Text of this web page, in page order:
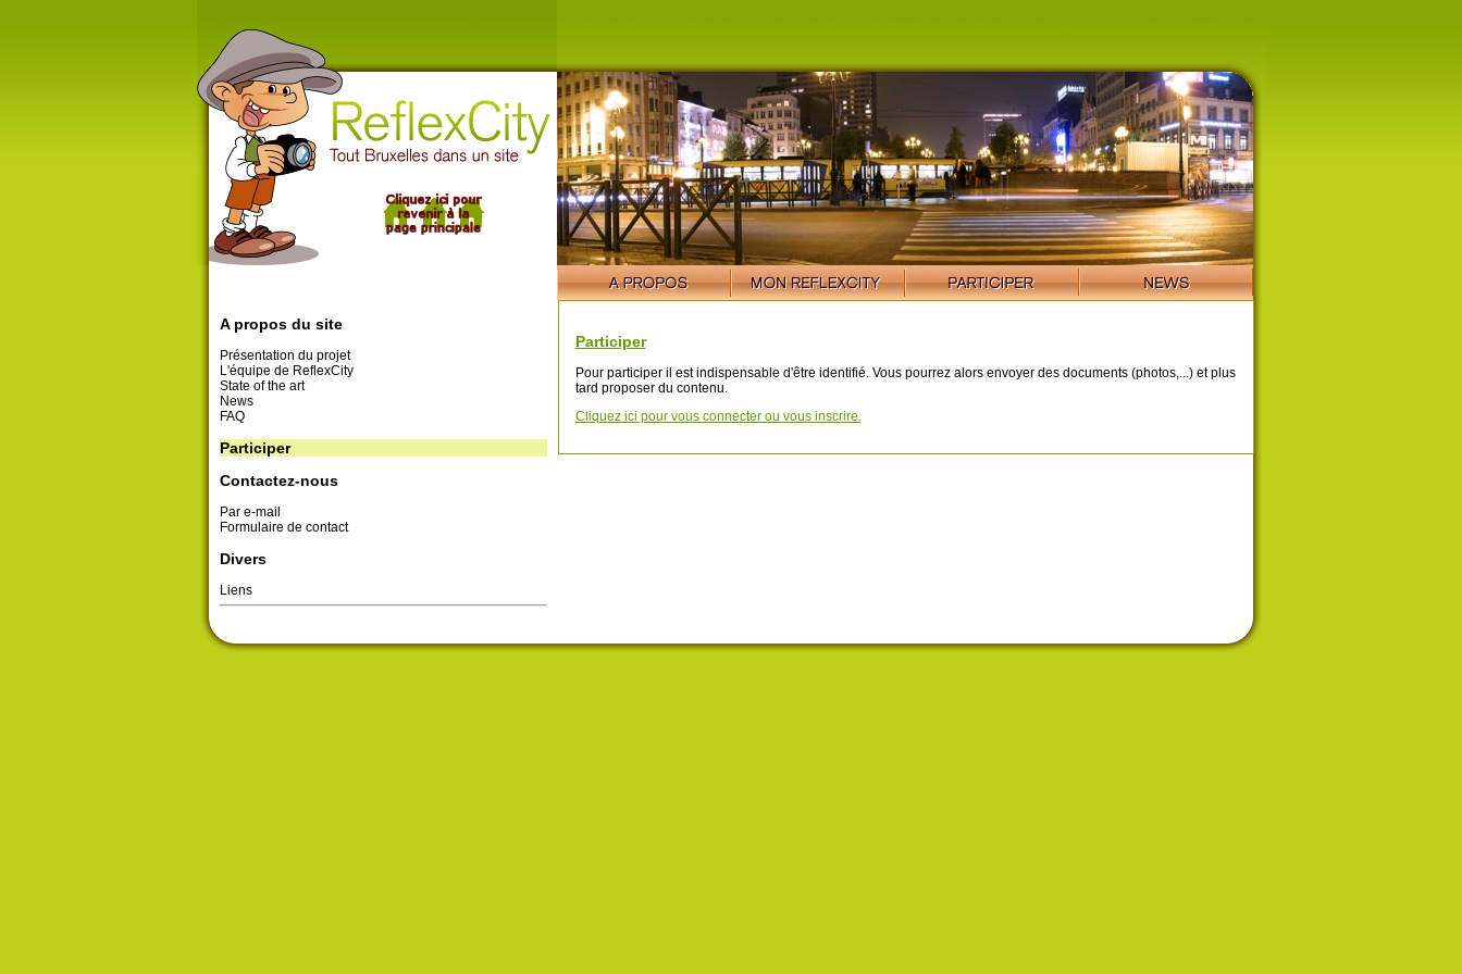
A propos du site
Présentation du projet
L'équipe de ReflexCity
State of the art
News
FAQ
Participer
Contactez-nous
Par e-mail
Formulaire de contact
Divers
Liens
Participer
Pour participer il est indispensable d'être identifié. Vous pourrez alors envoyer des documents (photos,...) et plus
tard proposer du contenu.
Cliquez ici pour vous connecter ou vous inscrire.